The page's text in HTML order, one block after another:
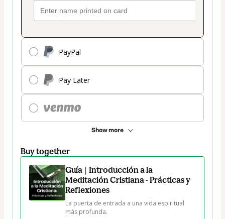
PayPal
Pay Later
Show more
Buy together
Guía | Introducción a la
Meditación Cristiana - Prácticas y
Reflexiones
La puerta de entrada a una vida espiritual
más profunda.